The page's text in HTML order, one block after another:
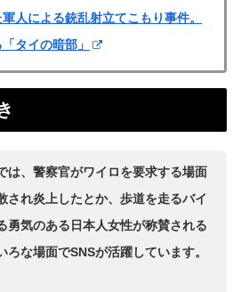
人による銃乱射立てこもり事件。
タイの暗部」
は、警察官がワイロを要求する場面
され炎上したとか、歩道を走るバイ
勇気のある日本人女性が称賛される
ろな場面でSNSが活躍しています。